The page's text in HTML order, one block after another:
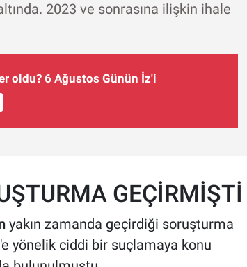
2023 ve sonrasına ilişkin ihale
oldu? 6 Ağustos Günün İz'i
GEÇİRMİŞTİ
yakın zamanda geçirdiği soruşturma
yönelik ciddi bir suçlamaya konu